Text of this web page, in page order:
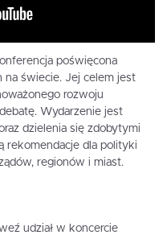
poświęcona
na świecie. Jej celem jest
rozwoju
Wydarzenie jest
dzielenia się zdobytymi
rekomendacje dla polityki
regionów i miast.
udział w koncercie